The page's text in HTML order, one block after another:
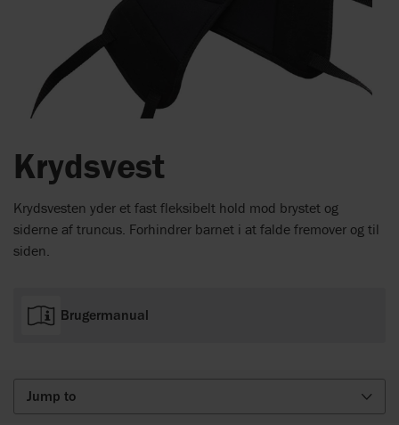
Krydsvest
Krydsvesten yder et fast fleksibelt hold mod brystet og
siderne af truncus. Forhindrer barnet i at falde fremover og til
siden.
Brugermanual
Jump to